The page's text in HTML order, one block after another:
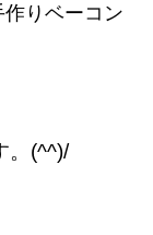
りベーコン
。(^^)/